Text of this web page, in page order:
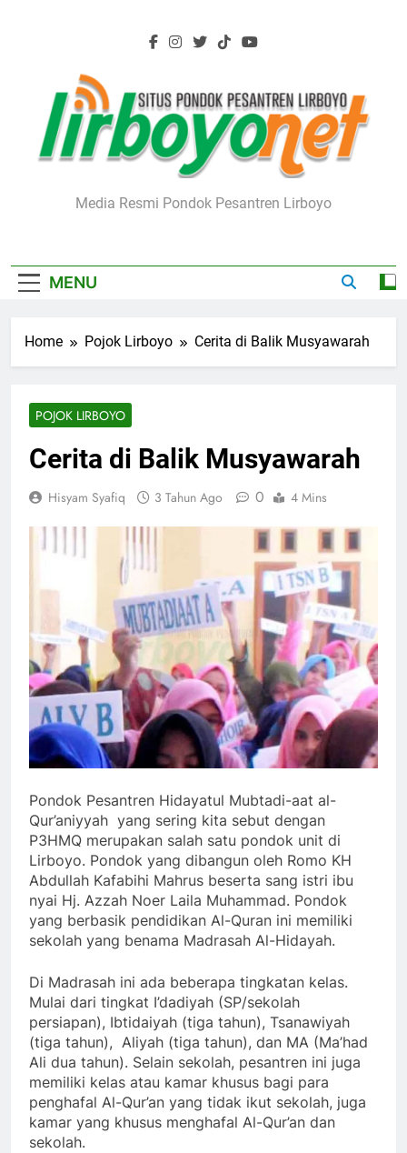
Lirboyo.net
Media Resmi Pondok Pesantren Lirboyo
MENU
Home Pojok Lirboyo Cerita di Balik Musyawarah
POJOK LIRBOYO
Cerita di Balik Musyawarah
Hisyam Syafiq 3 Tahun Ago 0 4 Mins
Pondok Pesantren Hidayatul Mubtadi-aat al-
Qur’aniyyah yang sering kita sebut dengan
P3HMQ merupakan salah satu pondok unit di
Lirboyo. Pondok yang dibangun oleh Romo KH
Abdullah Kafabihi Mahrus beserta sang istri ibu
nyai Hj. Azzah Noer Laila Muhammad. Pondok
yang berbasik pendidikan Al-Quran ini memiliki
sekolah yang benama Madrasah Al-Hidayah.
Di Madrasah ini ada beberapa tingkatan kelas.
Mulai dari tingkat I’dadiyah (SP/sekolah
persiapan), Ibtidaiyah (tiga tahun), Tsanawiyah
(tiga tahun), Aliyah (tiga tahun), dan MA (Ma’had
Ali dua tahun). Selain sekolah, pesantren ini juga
memiliki kelas atau kamar khusus bagi para
penghafal Al-Qur’an yang tidak ikut sekolah, juga
kamar yang khusus menghafal Al-Qur’an dan
sekolah.